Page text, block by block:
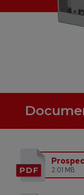
2.01 MB